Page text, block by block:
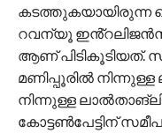
കടത്തുകയായിരുന്ന
റവന്യൂ
ആണ് പിടികൂടിയത്.
മണിപ്പൂരിൽ
നിന്നുള്ള
കോട്ടൺപേട്ടിന്